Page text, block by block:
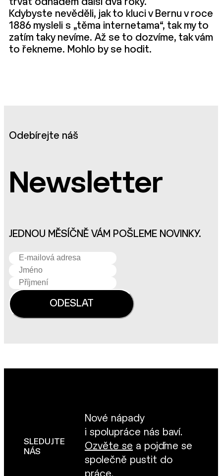
trvat odhadem další dva roky.
Kdybyste nevěděli, jak to kluci v Bernu v roce
1886 mysleli s „těma internetama“, tak my to
zatím taky nevíme. Až se to dozvíme, tak vám
to řekneme. Mohlo by se hodit.
Odebírejte náš
Newsletter
JEDNOU MĚSÍČNĚ VÁM POŠLEME NOVINKY.
SLEDUJTE
NÁS
Nové nápady
i spolupráce nás baví.
Ozvěte se a pojďme se
společně pustit do